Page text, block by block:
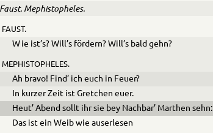
Faust. Mephistopheles.
FAUST.
W ie ist’s? Will’s fördern? Will’s bald gehn?
MEPHISTOPHELES.
Ah bravo! Find’ ich euch in Feuer?
In kurzer Zeit ist Gretchen euer.
Heut’ Abend sollt ihr sie bey Nachbar’ Marthen sehn:
Das ist ein Weib wie auserlesen